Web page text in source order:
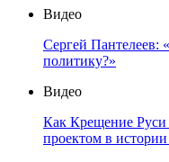
Видео
Сергей Пантелеев:
политику?»
Видео
Как Крещение
проектом в истории